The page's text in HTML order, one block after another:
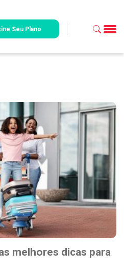
Seu Plano
melhores dicas para